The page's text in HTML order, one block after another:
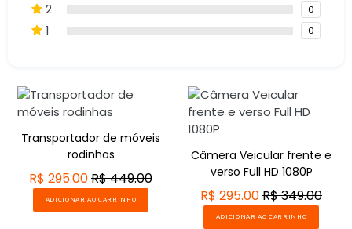
2 0
1 0
Transportador de móveis
rodinhas
R$ 295.00R$ 449.00
ADICIONAR AO CARRINHO
Câmera Veicular frente e
verso Full HD 1080P
R$ 295.00R$ 349.00
ADICIONAR AO CARRINHO